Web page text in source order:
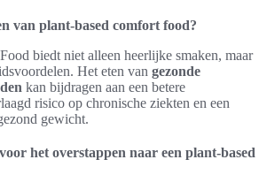
van plant-based comfort food?
biedt niet alleen heerlijke smaken, maar
Het eten van gezonde
kan bijdragen aan een betere
risico op chronische ziekten en een
gewicht.
het overstappen naar een plant-based